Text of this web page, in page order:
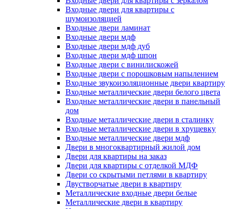
Входные двери для квартиры с
шумоизоляцией
Входные двери ламинат
Входные двери мдф
Входные двери мдф дуб
Входные двери мдф шпон
Входные двери с винилискожей
Входные двери с порошковым напылением
Входные звукоизоляционные двери квартиру
Входные металлические двери белого цвета
Входные металлические двери в панельный
дом
Входные металлические двери в сталинку
Входные металлические двери в хрущевку
Входные металлические двери мдф
Двери в многоквартирный жилой дом
Двери для квартиры на заказ
Двери для квартиры с отделкой МДФ
Двери со скрытыми петлями в квартиру
Двустворчатые двери в квартиру
Металлические входные двери белые
Металлические двери в квартиру